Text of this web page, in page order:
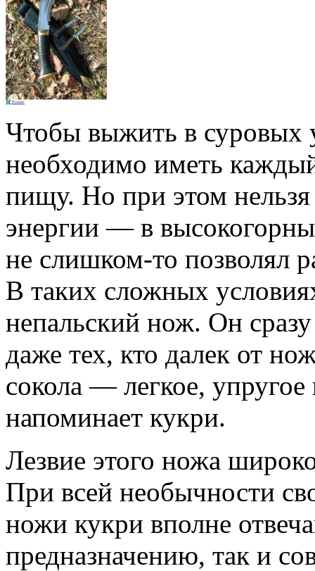
Чтобы выжить в суровых
необходимо иметь
пищу. Но при этом
энергии — в
не слишком-то позволял
В таких сложных
непальский нож. Он
даже тех, кто далек от
сокола — легкое,
напоминает кукри.
Лезвие этого ножа
При всей необычности
ножи кукри вполне
предназначению, так и